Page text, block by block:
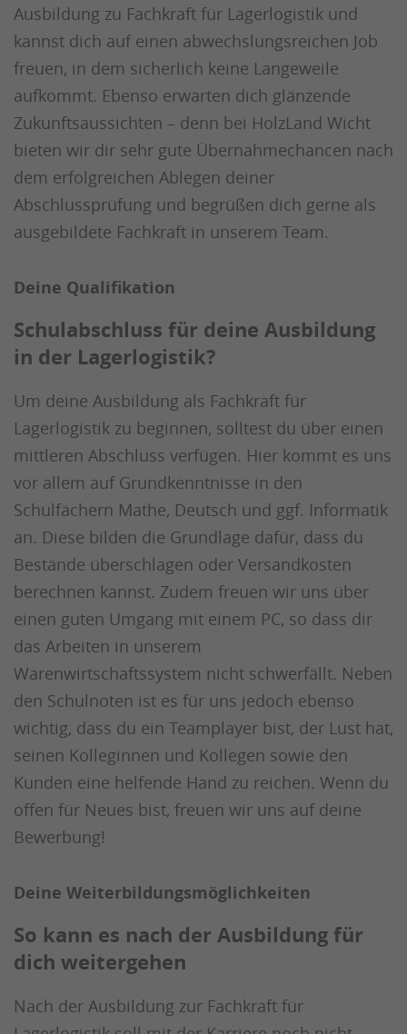
Ausbildung zu Fachkraft für Lagerlogistik und
kannst dich auf einen abwechslungsreichen Job
freuen, in dem sicherlich keine Langeweile
aufkommt. Ebenso erwarten dich glänzende
Zukunftsaussichten – denn bei HolzLand Wicht
bieten wir dir sehr gute Übernahmechancen nach
dem erfolgreichen Ablegen deiner
Abschlussprüfung und begrüßen dich gerne als
ausgebildete Fachkraft in unserem Team.
Deine Qualifikation
Schulabschluss für deine Ausbildung
in der Lagerlogistik?
Um deine Ausbildung als Fachkraft für
Lagerlogistik zu beginnen, solltest du über einen
mittleren Abschluss verfügen. Hier kommt es uns
vor allem auf Grundkenntnisse in den
Schulfächern Mathe, Deutsch und ggf. Informatik
an. Diese bilden die Grundlage dafür, dass du
Bestände überschlagen oder Versandkosten
berechnen kannst. Zudem freuen wir uns über
einen guten Umgang mit einem PC, so dass dir
das Arbeiten in unserem
Warenwirtschaftssystem nicht schwerfällt. Neben
den Schulnoten ist es für uns jedoch ebenso
wichtig, dass du ein Teamplayer bist, der Lust hat,
seinen Kolleginnen und Kollegen sowie den
Kunden eine helfende Hand zu reichen. Wenn du
offen für Neues bist, freuen wir uns auf deine
Bewerbung!
Deine Weiterbildungsmöglichkeiten
So kann es nach der Ausbildung für
dich weitergehen
Nach der Ausbildung zur Fachkraft für